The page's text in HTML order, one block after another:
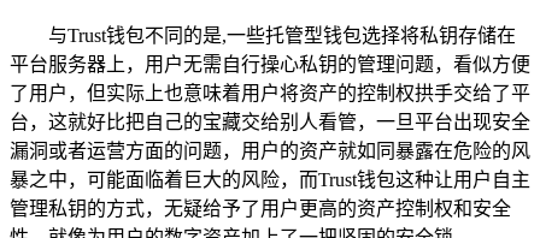
与Trust钱包不同的是,一些托管型钱包选择将私钥存储在
平台服务器上，用户无需自行操心私钥的管理问题，看似方便
了用户，但实际上也意味着用户将资产的控制权拱手交给了平
台，这就好比把自己的宝藏交给别人看管，一旦平台出现安全
漏洞或者运营方面的问题，用户的资产就如同暴露在危险的风
暴之中，可能面临着巨大的风险，而Trust钱包这种让用户自主
管理私钥的方式，无疑给予了用户更高的资产控制权和安全